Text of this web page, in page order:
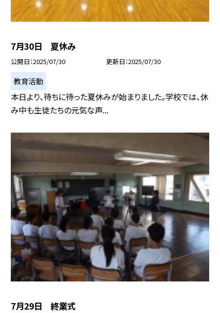
7月30日 夏休み
公開日 2025/07/30 更新日 2025/07/30
教育活動
本日より、待ちに待った夏休みが始まりました。学校では、休
み中も生徒たちの元気な声...
7月29日 終業式